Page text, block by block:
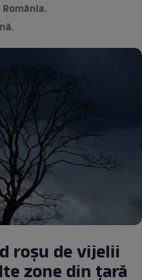
roșu de vijelii
zone din țară